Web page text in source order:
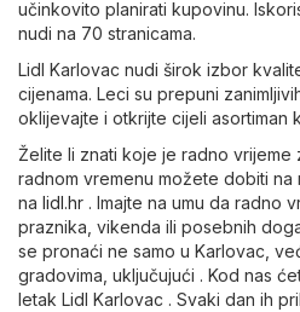
učinkovito planirati kupovinu.
nudi na 70 stranicama.
Lidl Karlovac nudi širok izbor
cijenama. Leci su prepuni
oklijevajte i otkrijte cijeli asortiman
Želite li znati koje je radno vrijeme
radnom vremenu možete dobiti na
na lidl.hr . Imajte na umu da radno
praznika, vikenda ili posebnih
se pronaći ne samo u Karlovac,
gradovima, uključujući . Kod nas
letak Lidl Karlovac . Svaki dan ih